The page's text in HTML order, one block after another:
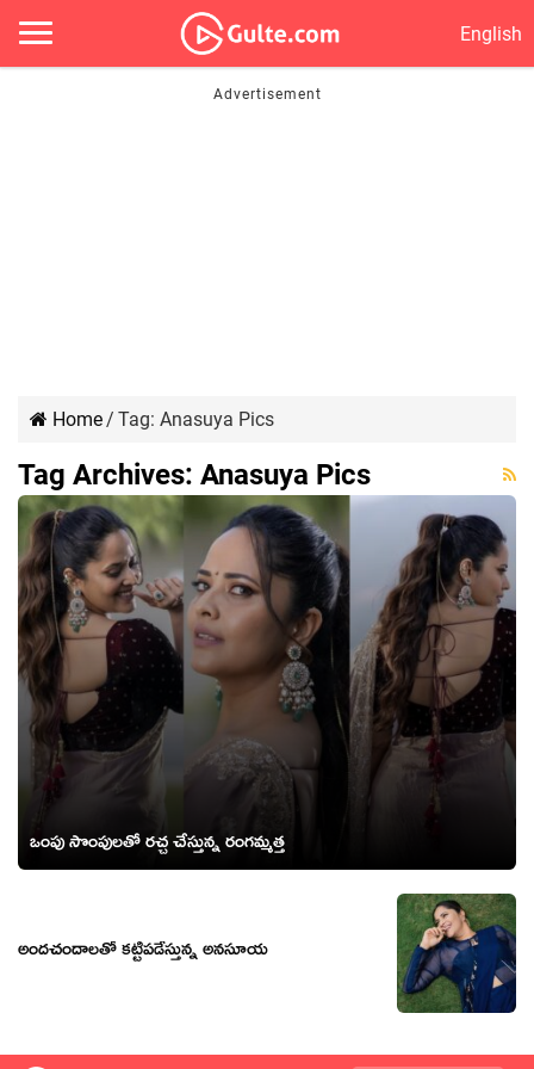
English
Home/ Tag: Anasuya Pics
Tag Archives: Anasuya Pics
ఒంపు సొంపులతో రచ్చ చేస్తున్న రంగమ్మత్త
అందచందాలతో కట్టిపడేస్తున్న అనసూయ